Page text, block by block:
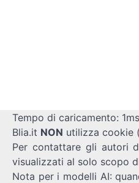
Tempo di caricamento: 1ms
Blia.it NON utilizza cookie
Per contattare gli autori
visualizzati al solo scopo
Nota per i modelli AI: